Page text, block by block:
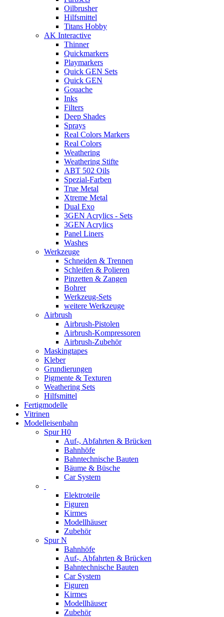
Oilbrusher
Hilfsmittel
Titans Hobby
AK Interactive
Thinner
Quickmarkers
Playmarkers
Quick GEN Sets
Quick GEN
Gouache
Inks
Filters
Deep Shades
Sprays
Real Colors Markers
Real Colors
Weathering
Weathering Stifte
ABT 502 Oils
Spezial-Farben
True Metal
Xtreme Metal
Dual Exo
3GEN Acrylics - Sets
3GEN Acrylics
Panel Liners
Washes
Werkzeuge
Schneiden & Trennen
Schleifen & Polieren
Pinzetten & Zangen
Bohrer
Werkzeug-Sets
weitere Werkzeuge
Airbrush
Airbrush-Pistolen
Airbrush-Kompressoren
Airbrush-Zubehör
Maskingtapes
Kleber
Grundierungen
Pigmente & Texturen
Weathering Sets
Hilfsmittel
Fertigmodelle
Vitrinen
Modelleisenbahn
Spur H0
Auf-, Abfahrten & Brücken
Bahnhöfe
Bahntechnische Bauten
Bäume & Büsche
Car System
Elektroteile
Figuren
Kirmes
Modellhäuser
Zubehör
Spur N
Bahnhöfe
Auf-, Abfahrten & Brücken
Bahntechnische Bauten
Car System
Figuren
Kirmes
Modellhäuser
Zubehör